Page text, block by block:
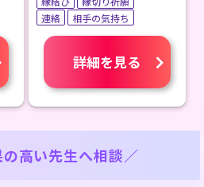
連絡
相手の気持ち
詳細を見る
高い先生へ相談／